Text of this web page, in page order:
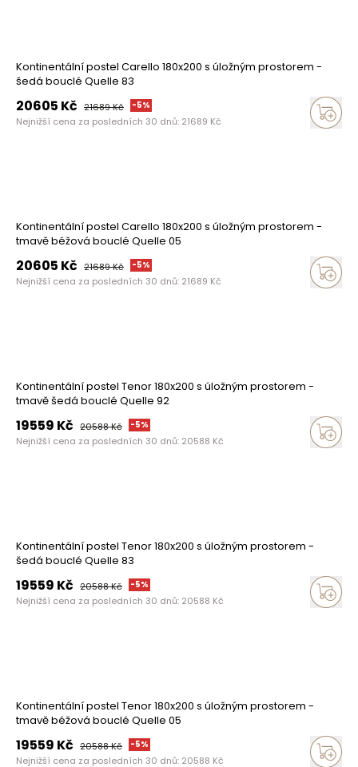
Kontinentální postel Carello 180x200 s úložným prostorem -
šedá bouclé Quelle 83
20605 Kč 21689Kč -5%
Nejnižší cena za posledních 30 dnů: 21689 Kč
Kontinentální postel Carello 180x200 s úložným prostorem -
tmavě béžová bouclé Quelle 05
20605 Kč 21689Kč -5%
Nejnižší cena za posledních 30 dnů: 21689 Kč
Kontinentální postel Tenor 180x200 s úložným prostorem -
tmavě šedá bouclé Quelle 92
19559 Kč 20588Kč -5%
Nejnižší cena za posledních 30 dnů: 20588 Kč
Kontinentální postel Tenor 180x200 s úložným prostorem -
šedá bouclé Quelle 83
19559 Kč 20588Kč -5%
Nejnižší cena za posledních 30 dnů: 20588 Kč
Kontinentální postel Tenor 180x200 s úložným prostorem -
tmavě béžová bouclé Quelle 05
19559 Kč 20588Kč -5%
Nejnižší cena za posledních 30 dnů: 20588 Kč